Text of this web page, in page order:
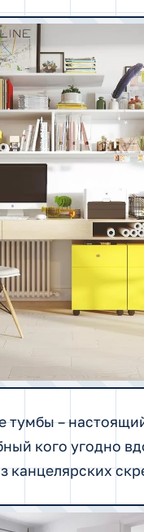
тумбы –
кого угодно
канцелярских